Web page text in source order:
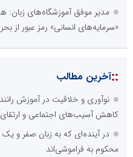
مدیر موفق آموزشگاه‌های زبان:
«سرمایه‌های انسانی» رمز عبور از
::آخرین مطالب
نوآوری و خلاقیت در آموزش
کاهش آسیب‌های اجتماعی و ارتقای
در آینده‌ای که به زبان صفر و
محکوم به فراموشی‌اند